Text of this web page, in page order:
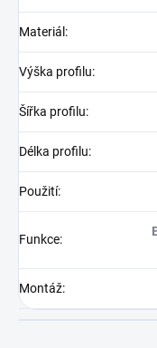
Materiál :
Výška profilu:
Šířka profilu:
Délka profilu:
Použití:
Funkce:
Montáž: